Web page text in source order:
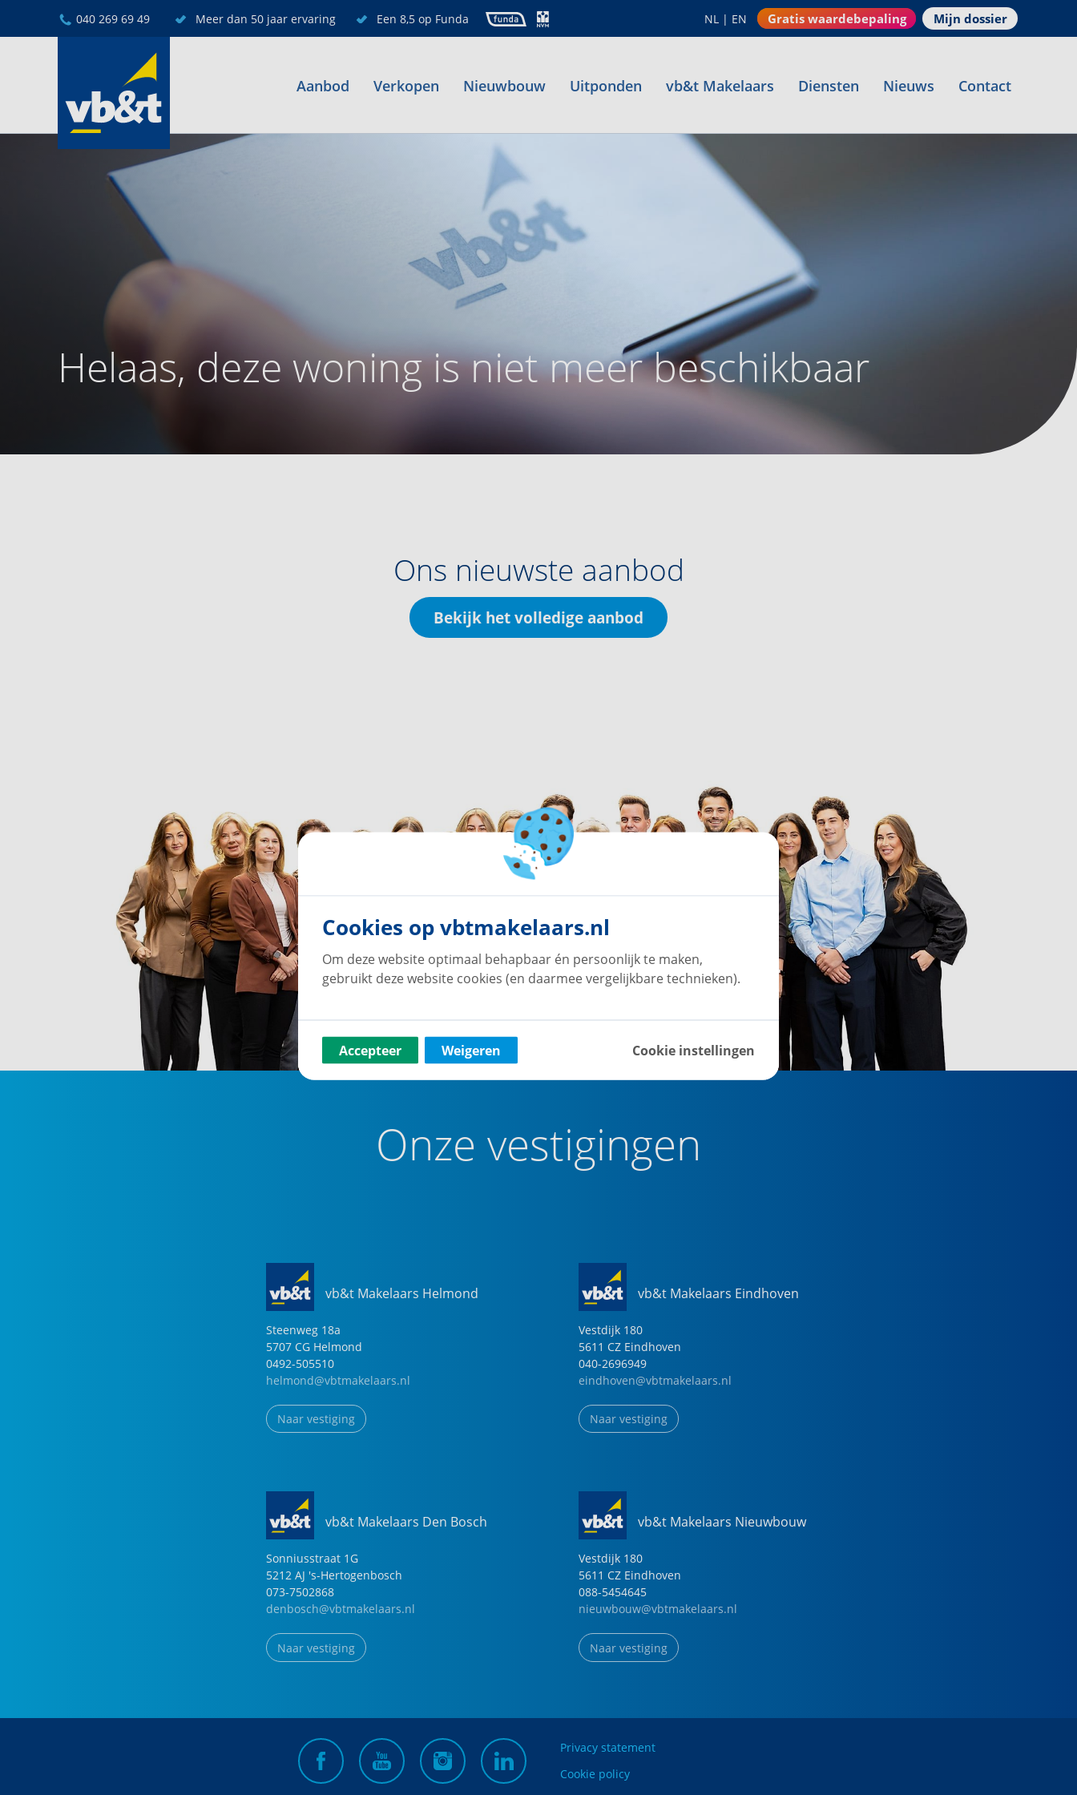
040 269 69 49 Meer dan 50 jaar ervaring Een 8,5 op Funda NL | EN Gratis waardebepaling Mijn dossier
Aanbod Verkopen Nieuwbouw Uitponden vb&t Makelaars Diensten Nieuws Contact
Helaas, deze woning is niet meer beschikbaar
Ons nieuwste aanbod
Bekijk het volledige aanbod
Onze vestigingen
vb&t Makelaars Helmond
Steenweg 18a
5707 CG Helmond
0492-505510
helmond@vbtmakelaars.nl
Naar vestiging
vb&t Makelaars Eindhoven
Vestdijk 180
5611 CZ Eindhoven
040-2696949
eindhoven@vbtmakelaars.nl
Naar vestiging
vb&t Makelaars Den Bosch
Sonniusstraat 1G
5212 AJ 's-Hertogenbosch
073-7502868
denbosch@vbtmakelaars.nl
Naar vestiging
vb&t Makelaars Nieuwbouw
Vestdijk 180
5611 CZ Eindhoven
088-5454645
nieuwbouw@vbtmakelaars.nl
Naar vestiging
Privacy statement
Cookie policy
Cookies op vbtmakelaars.nl
Om deze website optimaal behapbaar én persoonlijk te maken,
gebruikt deze website cookies (en daarmee vergelijkbare technieken).
Accepteer Weigeren Cookie instellingen